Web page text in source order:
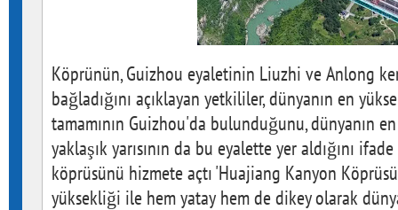
Köprünün, Guizhou eyaletinin Liuzhi ve Anlong
bağladığını açıklayan yetkililer, dünyanın en
tamamının Guizhou'da bulunduğunu, dünyanın
yaklaşık yarısının da bu eyalette yer aldığını
köprüsünü hizmete açtı 'Huajiang Kanyon
yüksekliği ile hem yatay hem de dikey olarak